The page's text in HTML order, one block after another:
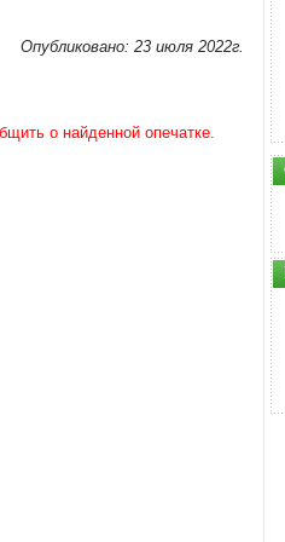
Опубликовано: 23 июля 2022г.